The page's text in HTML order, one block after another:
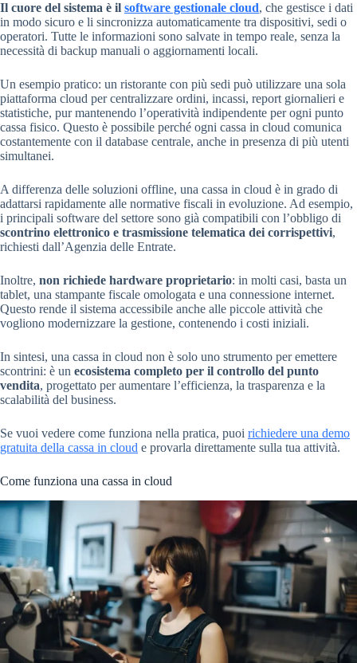
Il cuore del sistema è il software gestionale cloud, che gestisce i dati
in modo sicuro e li sincronizza automaticamente tra dispositivi, sedi o
operatori. Tutte le informazioni sono salvate in tempo reale, senza la
necessità di backup manuali o aggiornamenti locali.
Un esempio pratico: un ristorante con più sedi può utilizzare una sola
piattaforma cloud per centralizzare ordini, incassi, report giornalieri e
statistiche, pur mantenendo l’operatività indipendente per ogni punto
cassa fisico. Questo è possibile perché ogni cassa in cloud comunica
costantemente con il database centrale, anche in presenza di più utenti
simultanei.
A differenza delle soluzioni offline, una cassa in cloud è in grado di
adattarsi rapidamente alle normative fiscali in evoluzione. Ad esempio,
i principali software del settore sono già compatibili con l’obbligo di
scontrino elettronico e trasmissione telematica dei corrispettivi,
richiesti dall’Agenzia delle Entrate.
Inoltre, non richiede hardware proprietario: in molti casi, basta un
tablet, una stampante fiscale omologata e una connessione internet.
Questo rende il sistema accessibile anche alle piccole attività che
vogliono modernizzare la gestione, contenendo i costi iniziali.
In sintesi, una cassa in cloud non è solo uno strumento per emettere
scontrini: è un ecosistema completo per il controllo del punto
vendita, progettato per aumentare l’efficienza, la trasparenza e la
scalabilità del business.
Se vuoi vedere come funziona nella pratica, puoi richiedere una demo
gratuita della cassa in cloud e provarla direttamente sulla tua attività.
Come funziona una cassa in cloud